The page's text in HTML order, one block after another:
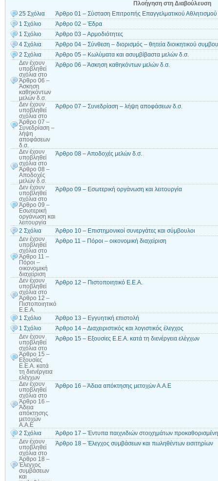
Πλοήγηση στη Διαβούλευση
25 Σχόλια
Άρθρο 01 – Σύσταση Επιτροπής Επαγγελματικού Αθλητισμού
1 Σχόλιο
Άρθρο 02 – Έδρα
1 Σχόλιο
Άρθρο 03 – Αρμοδιότητες
4 Σχόλια
Άρθρο 04 – Σύνθεση – διορισμός – θητεία διοικητικού
2 Σχόλια
Άρθρο 05 – Κωλύματα και ασυμβίβαστα μελών δ.σ.
Δεν έχουν
υποβληθεί
σχόλια στο
Άρθρο 06 –
Άσκηση
καθηκόντων
μελών δ.σ.
Άρθρο 06 – Άσκηση καθηκόντων μελών δ.σ.
Δεν έχουν
υποβληθεί
σχόλια στο
Άρθρο 07 –
Συνεδρίαση –
λήψη
αποφάσεων
δ.σ.
Άρθρο 07 – Συνεδρίαση – λήψη αποφάσεων δ.σ.
Δεν έχουν
υποβληθεί
σχόλια στο
Άρθρο 08 –
Αποδοχές
μελών δ.σ.
Άρθρο 08 – Αποδοχές μελών δ.σ.
Δεν έχουν
υποβληθεί
σχόλια στο
Άρθρο 09 –
Εσωτερική
οργάνωση και
λειτουργία
Άρθρο 09 – Εσωτερική οργάνωση και λειτουργία
2 Σχόλια
Άρθρο 10 – Επιστημονικοί συνεργάτες και σύμβουλοι
Δεν έχουν
υποβληθεί
σχόλια στο
Άρθρο 11 –
Πόροι –
οικονομική
διαχείριση
Άρθρο 11 – Πόροι – οικονομική διαχείριση
Δεν έχουν
υποβληθεί
σχόλια στο
Άρθρο 12 –
Πιστοποιητικό
Ε.Ε.Α.
Άρθρο 12 – Πιστοποιητικό Ε.Ε.Α.
1 Σχόλιο
Άρθρο 13 – Εγγυητική επιστολή
1 Σχόλιο
Άρθρο 14 – Διαχειριστικός και λογιστικός έλεγχος
Δεν έχουν
υποβληθεί
σχόλια στο
Άρθρο 15 –
Εξουσίες
Ε.Ε.Α. κατά
τη διενέργεια
ελέγχων
Άρθρο 15 – Εξουσίες Ε.Ε.Α. κατά τη διενέργεια ελέγχων
Δεν έχουν
υποβληθεί
σχόλια στο
Άρθρο 16 –
Άδεια
απόκτησης
μετοχών
Α.Α.Ε
Άρθρο 16 – Άδεια απόκτησης μετοχών Α.Α.Ε
2 Σχόλια
Άρθρο 17 – Έντυπα παιχνιδιών στοιχημάτων
Δεν έχουν
υποβληθεί
σχόλια στο
Άρθρο 18 –
Έλεγχος
συμβάσεων
και
Άρθρο 18 – Έλεγχος συμβάσεων και πωληθέντων εισιτηρίων